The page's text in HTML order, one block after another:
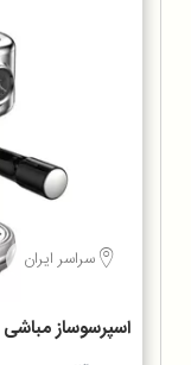
سراسر ایران
اسپرسوساز مباشی ECM2106